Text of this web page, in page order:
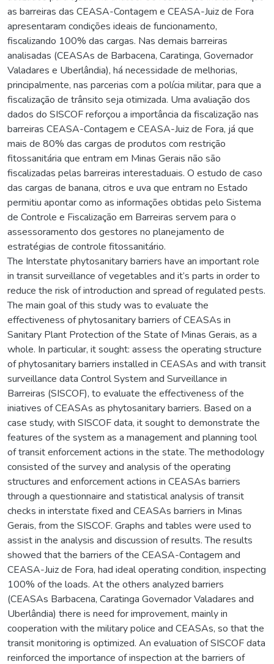
as barreiras das CEASA-Contagem e CEASA-Juiz de Fora
apresentaram condições ideais de funcionamento,
fiscalizando 100% das cargas. Nas demais barreiras
analisadas (CEASAs de Barbacena, Caratinga, Governador
Valadares e Uberlândia), há necessidade de melhorias,
principalmente, nas parcerias com a polícia militar, para que a
fiscalização de trânsito seja otimizada. Uma avaliação dos
dados do SISCOF reforçou a importância da fiscalização nas
barreiras CEASA-Contagem e CEASA-Juiz de Fora, já que
mais de 80% das cargas de produtos com restrição
fitossanitária que entram em Minas Gerais não são
fiscalizadas pelas barreiras interestaduais. O estudo de caso
das cargas de banana, citros e uva que entram no Estado
permitiu apontar como as informações obtidas pelo Sistema
de Controle e Fiscalização em Barreiras servem para o
assessoramento dos gestores no planejamento de
estratégias de controle fitossanitário.
The Interstate phytosanitary barriers have an important role
in transit surveillance of vegetables and it’s parts in order to
reduce the risk of introduction and spread of regulated pests.
The main goal of this study was to evaluate the
effectiveness of phytosanitary barriers of CEASAs in
Sanitary Plant Protection of the State of Minas Gerais, as a
whole. In particular, it sought: assess the operating structure
of phytosanitary barriers installed in CEASAs and with transit
surveillance data Control System and Surveillance in
Barreiras (SISCOF), to evaluate the effectiveness of the
iniatives of CEASAs as phytosanitary barriers. Based on a
case study, with SISCOF data, it sought to demonstrate the
features of the system as a management and planning tool
of transit enforcement actions in the state. The methodology
consisted of the survey and analysis of the operating
structures and enforcement actions in CEASAs barriers
through a questionnaire and statistical analysis of transit
checks in interstate fixed and CEASAs barriers in Minas
Gerais, from the SISCOF. Graphs and tables were used to
assist in the analysis and discussion of results. The results
showed that the barriers of the CEASA-Contagem and
CEASA-Juiz de Fora, had ideal operating condition, inspecting
100% of the loads. At the others analyzed barriers
(CEASAs Barbacena, Caratinga Governador Valadares and
Uberlândia) there is need for improvement, mainly in
cooperation with the military police and CEASAs, so that the
transit monitoring is optimized. An evaluation of SISCOF data
reinforced the importance of inspection at the barriers of